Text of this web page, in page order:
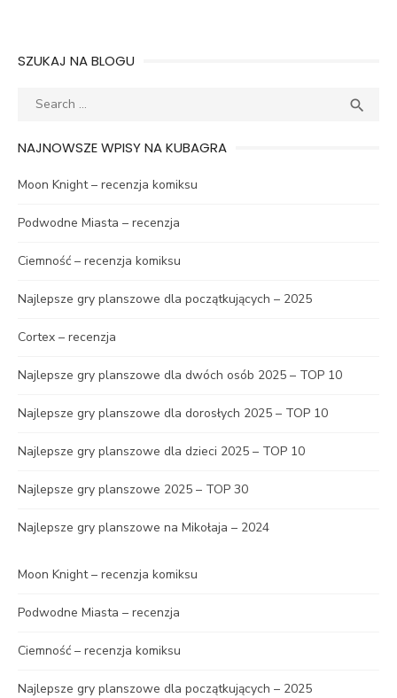
SZUKAJ NA BLOGU
Search

NAJNOWSZE WPISY NA KUBAGRA
Moon Knight – recenzja komiksu
Podwodne Miasta – recenzja
Ciemność – recenzja komiksu
Najlepsze gry planszowe dla początkujących – 2025
Cortex – recenzja
Najlepsze gry planszowe dla dwóch osób 2025 – TOP 10
Najlepsze gry planszowe dla dorosłych 2025 – TOP 10
Najlepsze gry planszowe dla dzieci 2025 – TOP 10
Najlepsze gry planszowe 2025 – TOP 30
Najlepsze gry planszowe na Mikołaja – 2024
Moon Knight – recenzja komiksu
Podwodne Miasta – recenzja
Ciemność – recenzja komiksu
Najlepsze gry planszowe dla początkujących – 2025